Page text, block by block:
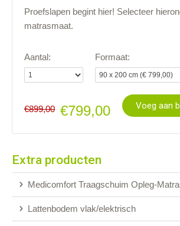
Proefslapen begint hier! Selecteer
matrasmaat.
Aantal: Formaat:
Voeg aan
€899,00 €799,00
Extra producten
Medicomfort Traagschuim Opleg-
Lattenbodem vlak/elektrisch